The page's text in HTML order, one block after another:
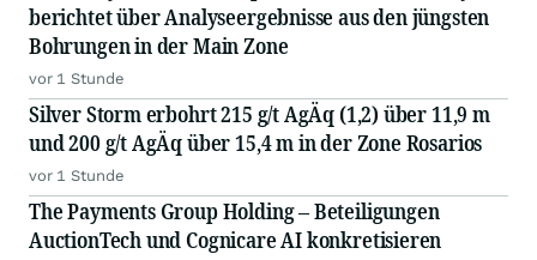
berichtet über Analyseergebnisse aus den jüngsten
Bohrungen in der Main Zone
vor 1 Stunde
Silver Storm erbohrt 215 g/t AgÄq (1,2) über 11,9 m
und 200 g/t AgÄq über 15,4 m in der Zone Rosarios
vor 1 Stunde
The Payments Group Holding – Beteiligungen
AuctionTech und Cognicare AI konkretisieren